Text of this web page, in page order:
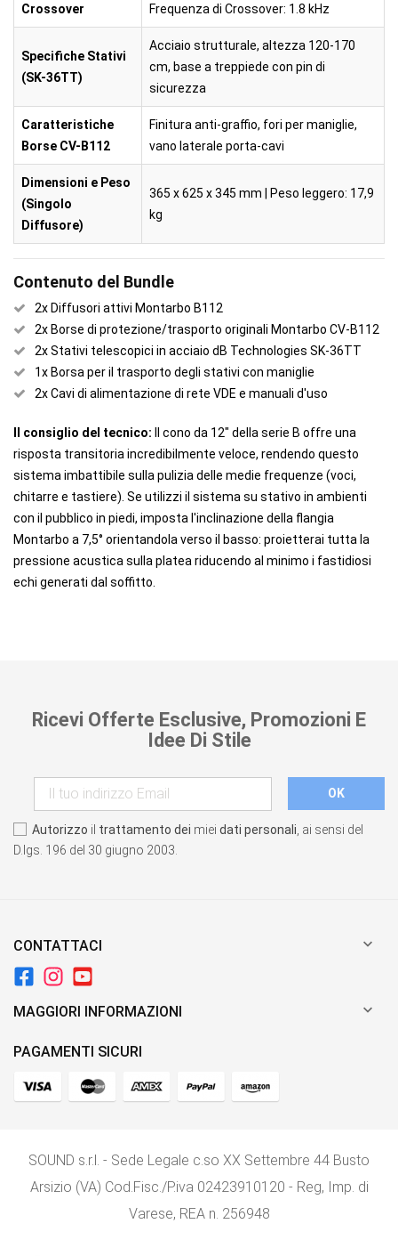
Crossover
Frequenza di Crossover: 1.8 kHz
Specifiche Stativi
(SK-36TT)
Acciaio strutturale, altezza 120-170
cm, base a treppiede con pin di
sicurezza
Caratteristiche
Borse CV-B112
Finitura anti-graffio, fori per maniglie,
vano laterale porta-cavi
Dimensioni e Peso
(Singolo
Diffusore)
365 x 625 x 345 mm | Peso leggero: 17,9
kg
Contenuto del Bundle
2x Diffusori attivi Montarbo B112
2x Borse di protezione/trasporto originali Montarbo CV-B112
2x Stativi telescopici in acciaio dB Technologies SK-36TT
1x Borsa per il trasporto degli stativi con maniglie
2x Cavi di alimentazione di rete VDE e manuali d'uso
Il consiglio del tecnico: Il cono da 12" della serie B offre una
risposta transitoria incredibilmente veloce, rendendo questo
sistema imbattibile sulla pulizia delle medie frequenze (voci,
chitarre e tastiere). Se utilizzi il sistema su stativo in ambienti
con il pubblico in piedi, imposta l'inclinazione della flangia
Montarbo a 7,5° orientandola verso il basso: proietterai tutta la
pressione acustica sulla platea riducendo al minimo i fastidiosi
echi generati dal soffitto.
Ricevi Offerte Esclusive, Promozioni E
Idee Di Stile
Autorizzo il trattamento dei miei dati personali , ai sensi del
D.lgs. 196 del 30 giugno 2003.
CONTATTACI 
MAGGIORI INFORMAZIONI 
PAGAMENTI SICURI
SOUND s.r.l. - Sede Legale c.so XX Settembre 44 Busto
Arsizio (VA) Cod.Fisc./P.iva 02423910120 - Reg, Imp. di
Varese, REA n. 256948